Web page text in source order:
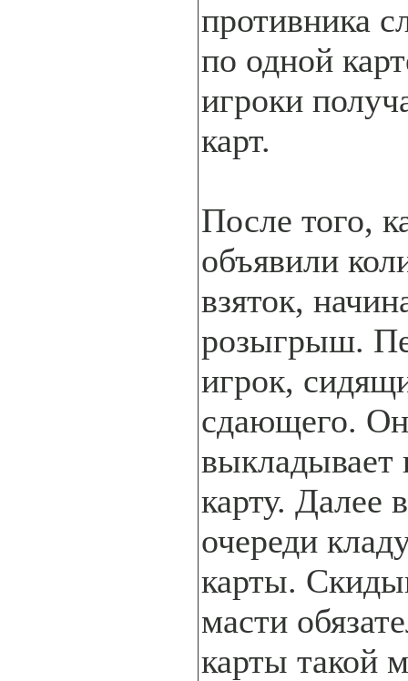
противника
по одной
игроки
карт.
После того,
объявили
взяток,
розыгрыш.
игрок,
сдающего. Он
выкладывает
карту. Далее
очереди
карты.
масти
карты такой